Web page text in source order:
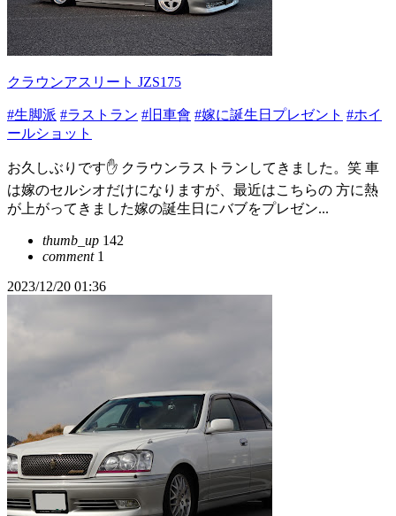
クラウンアスリート JZS175
#生脚派 #ラストラン #旧車會 #嫁に誕生日プレゼント #ホイ
ールショット
お久しぶりです✋ クラウンラストランしてきました。笑 車
は嫁のセルシオだけになりますが、最近はこちらの 方に熱
が上がってきました嫁の誕生日にバブをプレゼン...
thumb_up 142
comment1
2023/12/20 01:36